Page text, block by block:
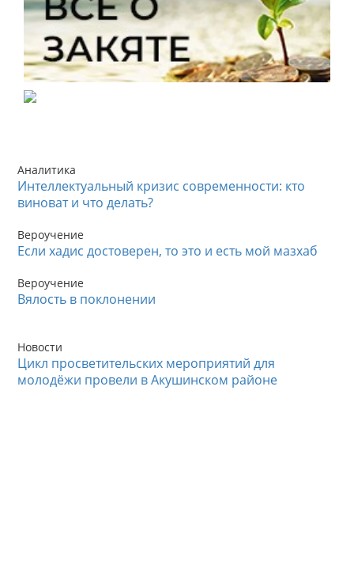
Аналитика
Интеллектуальный кризис современности: кто
виноват и что делать?
Вероучение
Если хадис достоверен, то это и есть мой мазхаб
Вероучение
Вялость в поклонении
Новости
Цикл просветительских мероприятий для
молодёжи провели в Акушинском районе